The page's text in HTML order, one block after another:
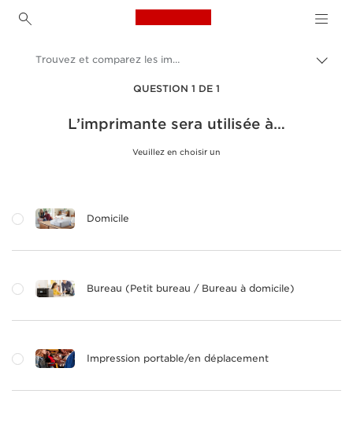
Canon Logo, back to
Imprimantes Canon
Trouvez et comparez les imprimantes Canon pour le domicile ou le bureau
QUESTION 1 DE 1
L’imprimante sera utilisée à…
Veuillez en choisir un
Domicile
Bureau (Petit bureau / Bureau à domicile)
Impression portable/en déplacement